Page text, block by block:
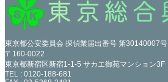
東京都公安委員会 探偵業届出番号 第30140007号
〒160-0022
東京都新宿区新宿1-1-5 サカエ御苑マンション3F
TEL : 0120-188-681